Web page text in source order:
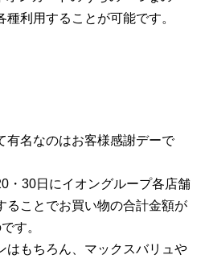
利用することが可能です。
有名なのはお客様感謝デーで
・30日にイオングループ各店舗
ることでお買い物の合計金額が
す。
はもちろん、マックスバリュや